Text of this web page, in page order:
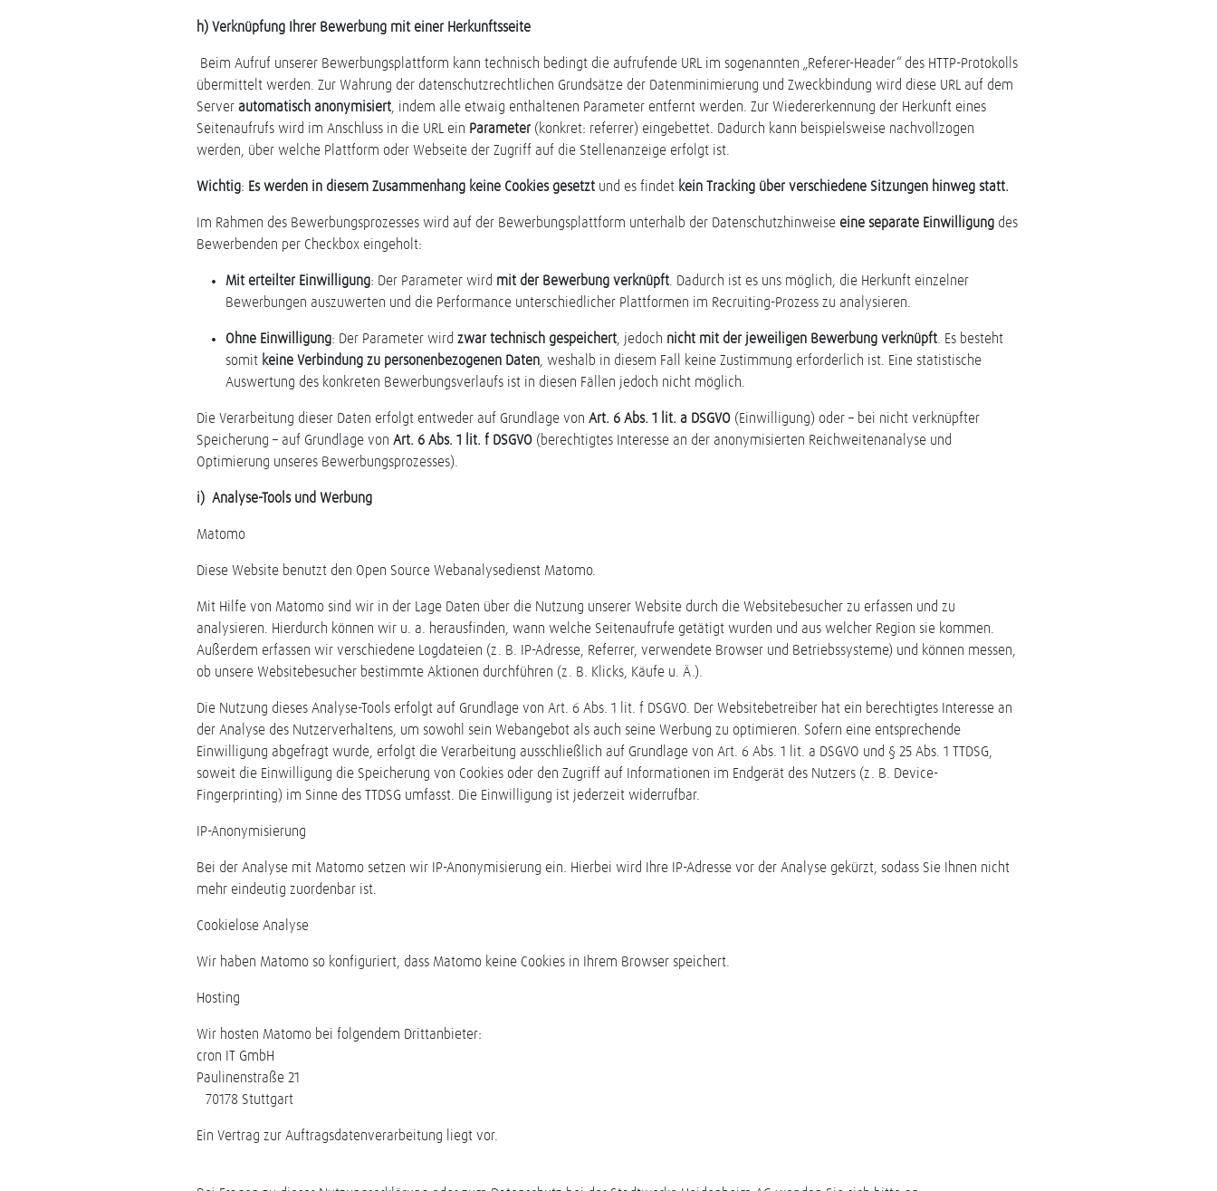
h) Verknüpfung Ihrer Bewerbung mit einer Herkunftsseite
Beim Aufruf unserer Bewerbungsplattform kann technisch bedingt die aufrufende URL im sogenannten „Referer-Header“ des HTTP-Protokolls
übermittelt werden. Zur Wahrung der datenschutzrechtlichen Grundsätze der Datenminimierung und Zweckbindung wird diese URL auf dem
Server automatisch anonymisiert , indem alle etwaig enthaltenen Parameter entfernt werden. Zur Wiedererkennung der Herkunft eines
Seitenaufrufs wird im Anschluss in die URL ein Parameter (konkret: referrer) eingebettet. Dadurch kann beispielsweise nachvollzogen
werden, über welche Plattform oder Webseite der Zugriff auf die Stellenanzeige erfolgt ist.
Wichtig: Es werden in diesem Zusammenhang keine Cookies gesetzt und es findet kein Tracking über verschiedene Sitzungen hinweg statt.
Im Rahmen des Bewerbungsprozesses wird auf der Bewerbungsplattform unterhalb der Datenschutzhinweise eine separate Einwilligung des
Bewerbenden per Checkbox eingeholt:
Mit erteilter Einwilligung: Der Parameter wird mit der Bewerbung verknüpft . Dadurch ist es uns möglich, die Herkunft einzelner
Bewerbungen auszuwerten und die Performance unterschiedlicher Plattformen im Recruiting-Prozess zu analysieren.
Ohne Einwilligung: Der Parameter wird zwar technisch gespeichert , jedoch nicht mit der jeweiligen Bewerbung verknüpft . Es besteht
somit keine Verbindung zu personenbezogenen Daten , weshalb in diesem Fall keine Zustimmung erforderlich ist. Eine statistische
Auswertung des konkreten Bewerbungsverlaufs ist in diesen Fällen jedoch nicht möglich.
Die Verarbeitung dieser Daten erfolgt entweder auf Grundlage von Art. 6 Abs. 1 lit. a DSGVO (Einwilligung) oder – bei nicht verknüpfter
Speicherung – auf Grundlage von Art. 6 Abs. 1 lit. f DSGVO (berechtigtes Interesse an der anonymisierten Reichweitenanalyse und
Optimierung unseres Bewerbungsprozesses).
i) Analyse-Tools und Werbung
Matomo
Diese Website benutzt den Open Source Webanalysedienst Matomo.
Mit Hilfe von Matomo sind wir in der Lage Daten über die Nutzung unserer Website durch die Websitebesucher zu erfassen und zu
analysieren. Hierdurch können wir u. a. herausfinden, wann welche Seitenaufrufe getätigt wurden und aus welcher Region sie kommen.
Außerdem erfassen wir verschiedene Logdateien (z. B. IP-Adresse, Referrer, verwendete Browser und Betriebssysteme) und können messen,
ob unsere Websitebesucher bestimmte Aktionen durchführen (z. B. Klicks, Käufe u. Ä.).
Die Nutzung dieses Analyse-Tools erfolgt auf Grundlage von Art. 6 Abs. 1 lit. f DSGVO. Der Websitebetreiber hat ein berechtigtes Interesse an
der Analyse des Nutzerverhaltens, um sowohl sein Webangebot als auch seine Werbung zu optimieren. Sofern eine entsprechende
Einwilligung abgefragt wurde, erfolgt die Verarbeitung ausschließlich auf Grundlage von Art. 6 Abs. 1 lit. a DSGVO und § 25 Abs. 1 TTDSG,
soweit die Einwilligung die Speicherung von Cookies oder den Zugriff auf Informationen im Endgerät des Nutzers (z. B. Device-
Fingerprinting) im Sinne des TTDSG umfasst. Die Einwilligung ist jederzeit widerrufbar.
IP-Anonymisierung
Bei der Analyse mit Matomo setzen wir IP-Anonymisierung ein. Hierbei wird Ihre IP-Adresse vor der Analyse gekürzt, sodass Sie Ihnen nicht
mehr eindeutig zuordenbar ist.
Cookielose Analyse
Wir haben Matomo so konfiguriert, dass Matomo keine Cookies in Ihrem Browser speichert.
Hosting
Wir hosten Matomo bei folgendem Drittanbieter:
cron IT GmbH
Paulinenstraße 21
70178 Stuttgart
Ein Vertrag zur Auftragsdatenverarbeitung liegt vor.